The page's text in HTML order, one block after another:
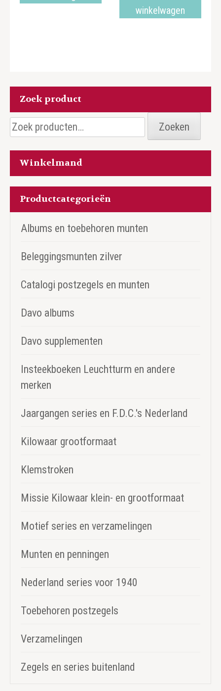
winkelwagen
Zoek product
Zoeken
naar:
Zoeken
Winkelmand
Productcategorieën
Albums en toebehoren munten
Beleggingsmunten zilver
Catalogi postzegels en munten
Davo albums
Davo supplementen
Insteekboeken Leuchtturm en andere
merken
Jaargangen series en F.D.C.'s Nederland
Kilowaar grootformaat
Klemstroken
Missie Kilowaar klein- en grootformaat
Motief series en verzamelingen
Munten en penningen
Nederland series voor 1940
Toebehoren postzegels
Verzamelingen
Zegels en series buitenland